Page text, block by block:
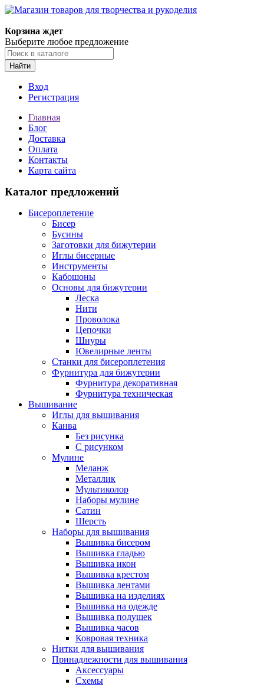
Корзина ждет
Выберите любое предложение
Найти
Вход
Регистрация
Главная
Блог
Доставка
Оплата
Контакты
Карта сайта
Каталог предложений
Бисероплетение
Бисер
Бусины
Заготовки для бижутерии
Иглы бисерные
Инструменты
Кабошоны
Основы для бижутерии
Леска
Нити
Проволока
Цепочки
Шнуры
Ювелирные ленты
Станки для бисероплетения
Фурнитура для бижутерии
Фурнитура декоративная
Фурнитура техническая
Вышивание
Иглы для вышивания
Канва
Без рисунка
С рисунком
Мулине
Меланж
Металлик
Мультиколор
Наборы мулине
Сатин
Шерсть
Наборы для вышивания
Вышивка бисером
Вышивка гладью
Вышивка икон
Вышивка крестом
Вышивка лентами
Вышивка на изделиях
Вышивка на одежде
Вышивка подушек
Вышивка часов
Ковровая техника
Нитки для вышивания
Принадлежности для вышивания
Аксессуары
Схемы